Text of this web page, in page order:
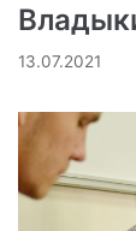
13.07.2021